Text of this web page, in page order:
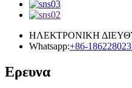
ΗΛΕΚΤΡΟΝΙΚΗ
Whatsapp:+86-
Ερευνα